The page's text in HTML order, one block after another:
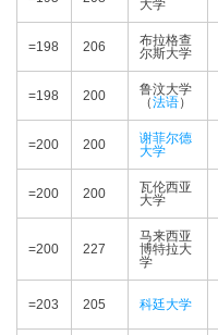
大学
=198 206
布拉格查
尔斯大学
=198 200
鲁汶大学
（法语）
=200 200
谢菲尔德
大学
=200 200
瓦伦西亚
大学
=200 227
马来西亚
博特拉大
学
=203 205 科廷大学